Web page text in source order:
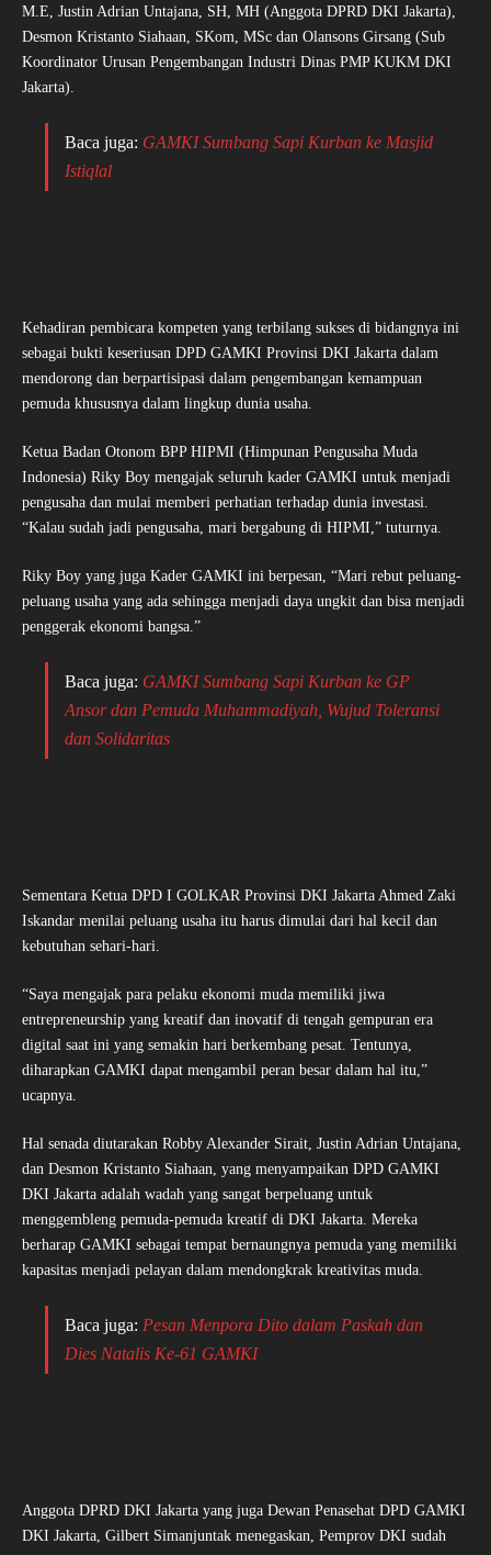
M.E, Justin Adrian Untajana, SH, MH (Anggota DPRD DKI Jakarta),
Desmon Kristanto Siahaan, SKom, MSc dan Olansons Girsang (Sub
Koordinator Urusan Pengembangan Industri Dinas PMP KUKM DKI
Jakarta).
Baca juga: GAMKI Sumbang Sapi Kurban ke Masjid
Istiqlal
Kehadiran pembicara kompeten yang terbilang sukses di bidangnya ini
sebagai bukti keseriusan DPD GAMKI Provinsi DKI Jakarta dalam
mendorong dan berpartisipasi dalam pengembangan kemampuan
pemuda khususnya dalam lingkup dunia usaha.
Ketua Badan Otonom BPP HIPMI (Himpunan Pengusaha Muda
Indonesia) Riky Boy mengajak seluruh kader GAMKI untuk menjadi
pengusaha dan mulai memberi perhatian terhadap dunia investasi.
“Kalau sudah jadi pengusaha, mari bergabung di HIPMI,” tuturnya.
Riky Boy yang juga Kader GAMKI ini berpesan, “Mari rebut peluang-
peluang usaha yang ada sehingga menjadi daya ungkit dan bisa menjadi
penggerak ekonomi bangsa.”
Baca juga: GAMKI Sumbang Sapi Kurban ke GP
Ansor dan Pemuda Muhammadiyah, Wujud Toleransi
dan Solidaritas
Sementara Ketua DPD I GOLKAR Provinsi DKI Jakarta Ahmed Zaki
Iskandar menilai peluang usaha itu harus dimulai dari hal kecil dan
kebutuhan sehari-hari.
“Saya mengajak para pelaku ekonomi muda memiliki jiwa
entrepreneurship yang kreatif dan inovatif di tengah gempuran era
digital saat ini yang semakin hari berkembang pesat. Tentunya,
diharapkan GAMKI dapat mengambil peran besar dalam hal itu,”
ucapnya.
Hal senada diutarakan Robby Alexander Sirait, Justin Adrian Untajana,
dan Desmon Kristanto Siahaan, yang menyampaikan DPD GAMKI
DKI Jakarta adalah wadah yang sangat berpeluang untuk
menggembleng pemuda-pemuda kreatif di DKI Jakarta. Mereka
berharap GAMKI sebagai tempat bernaungnya pemuda yang memiliki
kapasitas menjadi pelayan dalam mendongkrak kreativitas muda.
Baca juga: Pesan Menpora Dito dalam Paskah dan
Dies Natalis Ke-61 GAMKI
Anggota DPRD DKI Jakarta yang juga Dewan Penasehat DPD GAMKI
DKI Jakarta, Gilbert Simanjuntak menegaskan, Pemprov DKI sudah